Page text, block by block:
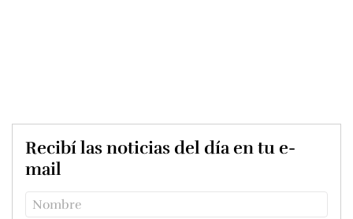
Recibí las noticias del día en tu e-
mail